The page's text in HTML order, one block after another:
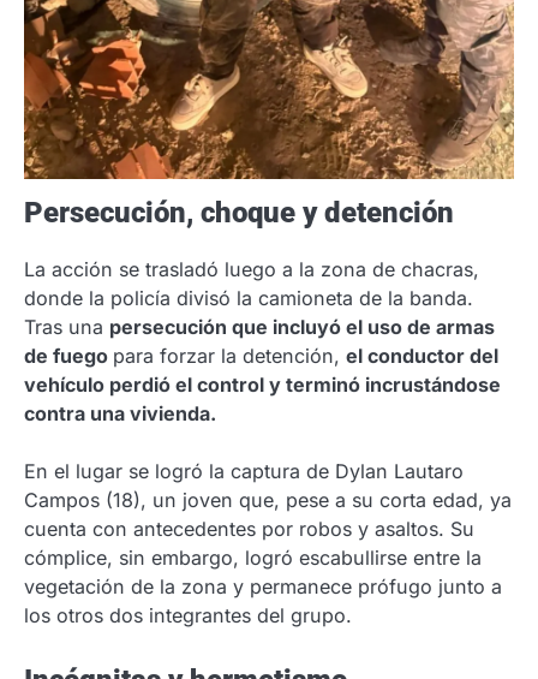
Persecución, choque y detención
La acción se trasladó luego a la zona de chacras,
donde la policía divisó la camioneta de la banda.
Tras una persecución que incluyó el uso de armas
de fuego para forzar la detención, el conductor del
vehículo perdió el control y terminó incrustándose
contra una vivienda.
En el lugar se logró la captura de Dylan Lautaro
Campos (18), un joven que, pese a su corta edad, ya
cuenta con antecedentes por robos y asaltos. Su
cómplice, sin embargo, logró escabullirse entre la
vegetación de la zona y permanece prófugo junto a
los otros dos integrantes del grupo.